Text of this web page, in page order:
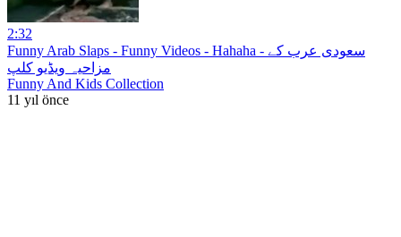
2:32
Funny Arab Slaps - Funny Videos - Hahaha - سعودی عرب کے
مزاحیہ ویڈیو کلپ
Funny And Kids Collection
11 yıl önce